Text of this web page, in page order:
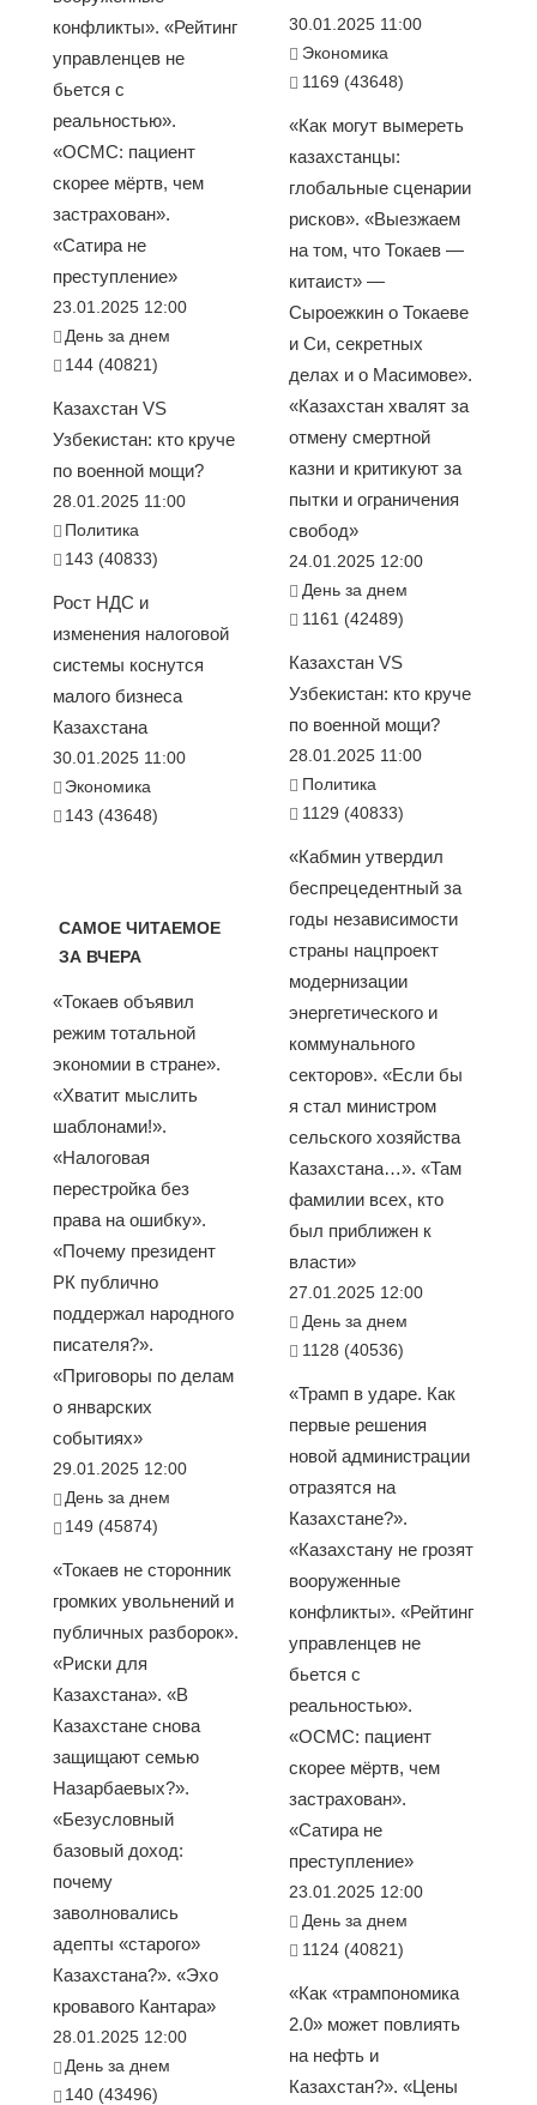
конфликты». «Рейтинг
управленцев не
бьется с
реальностью».
«ОСМС: пациент
скорее мёртв, чем
застрахован».
«Сатира не
преступление»
23.01.2025 12:00
День за днем
144 (40821)
Казахстан VS
Узбекистан: кто круче
по военной мощи?
28.01.2025 11:00
Политика
143 (40833)
Рост НДС и
изменения налоговой
системы коснутся
малого бизнеса
Казахстана
30.01.2025 11:00
Экономика
143 (43648)
САМОЕ ЧИТАЕМОЕ
ЗА ВЧЕРА
«Токаев объявил
режим тотальной
экономии в стране».
«Хватит мыслить
шаблонами!».
«Налоговая
перестройка без
права на ошибку».
«Почему президент
РК публично
поддержал народного
писателя?».
«Приговоры по делам
о январских
событиях»
29.01.2025 12:00
День за днем
149 (45874)
«Токаев не сторонник
громких увольнений и
публичных разборок».
«Риски для
Казахстана». «В
Казахстане снова
защищают семью
Назарбаевых?».
«Безусловный
базовый доход:
почему
заволновались
адепты «старого»
Казахстана?». «Эхо
кровавого Кантара»
28.01.2025 12:00
День за днем
140 (43496)
30.01.2025 11:00
Экономика
1169 (43648)
«Как могут вымереть
казахстанцы:
глобальные сценарии
рисков». «Выезжаем
на том, что Токаев —
китаист» —
Сыроежкин о Токаеве
и Си, секретных
делах и о Масимове».
«Казахстан хвалят за
отмену смертной
казни и критикуют за
пытки и ограничения
свобод»
24.01.2025 12:00
День за днем
1161 (42489)
Казахстан VS
Узбекистан: кто круче
по военной мощи?
28.01.2025 11:00
Политика
1129 (40833)
«Кабмин утвердил
беспрецедентный за
годы независимости
страны нацпроект
модернизации
энергетического и
коммунального
секторов». «Если бы
я стал министром
сельского хозяйства
Казахстана…». «Там
фамилии всех, кто
был приближен к
власти»
27.01.2025 12:00
День за днем
1128 (40536)
«Трамп в ударе. Как
первые решения
новой администрации
отразятся на
Казахстане?».
«Казахстану не грозят
вооруженные
конфликты». «Рейтинг
управленцев не
бьется с
реальностью».
«ОСМС: пациент
скорее мёртв, чем
застрахован».
«Сатира не
преступление»
23.01.2025 12:00
День за днем
1124 (40821)
«Как «трампономика
2.0» может повлиять
на нефть и
Казахстан?». «Цены